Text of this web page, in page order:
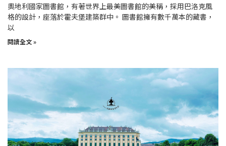
奧地利國家圖書館，有著世界上最美圖書館的美稱，採用巴洛克風
格的設計，座落於霍夫堡建築群中。 圖書館擁有數千萬本的藏書，
以
閱讀全文 »